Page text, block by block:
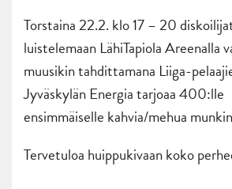
Torstaina 22.2. klo 17 – 20
luistelemaan LähiTapiola Areenalla
muusikin tahdittamana Liiga-
Jyväskylän Energia tarjoaa 400:lle
ensimmäiselle kahvia/mehua
Tervetuloa huippukivaan koko